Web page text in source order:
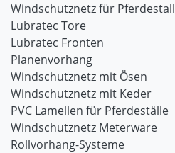
Windschutznetz für Pferdestall
Lubratec Tore
Lubratec Fronten
Planenvorhang
Windschutznetz mit Ösen
Windschutznetz mit Keder
PVC Lamellen für Pferdeställe
Windschutznetz Meterware
Rollvorhang-Systeme